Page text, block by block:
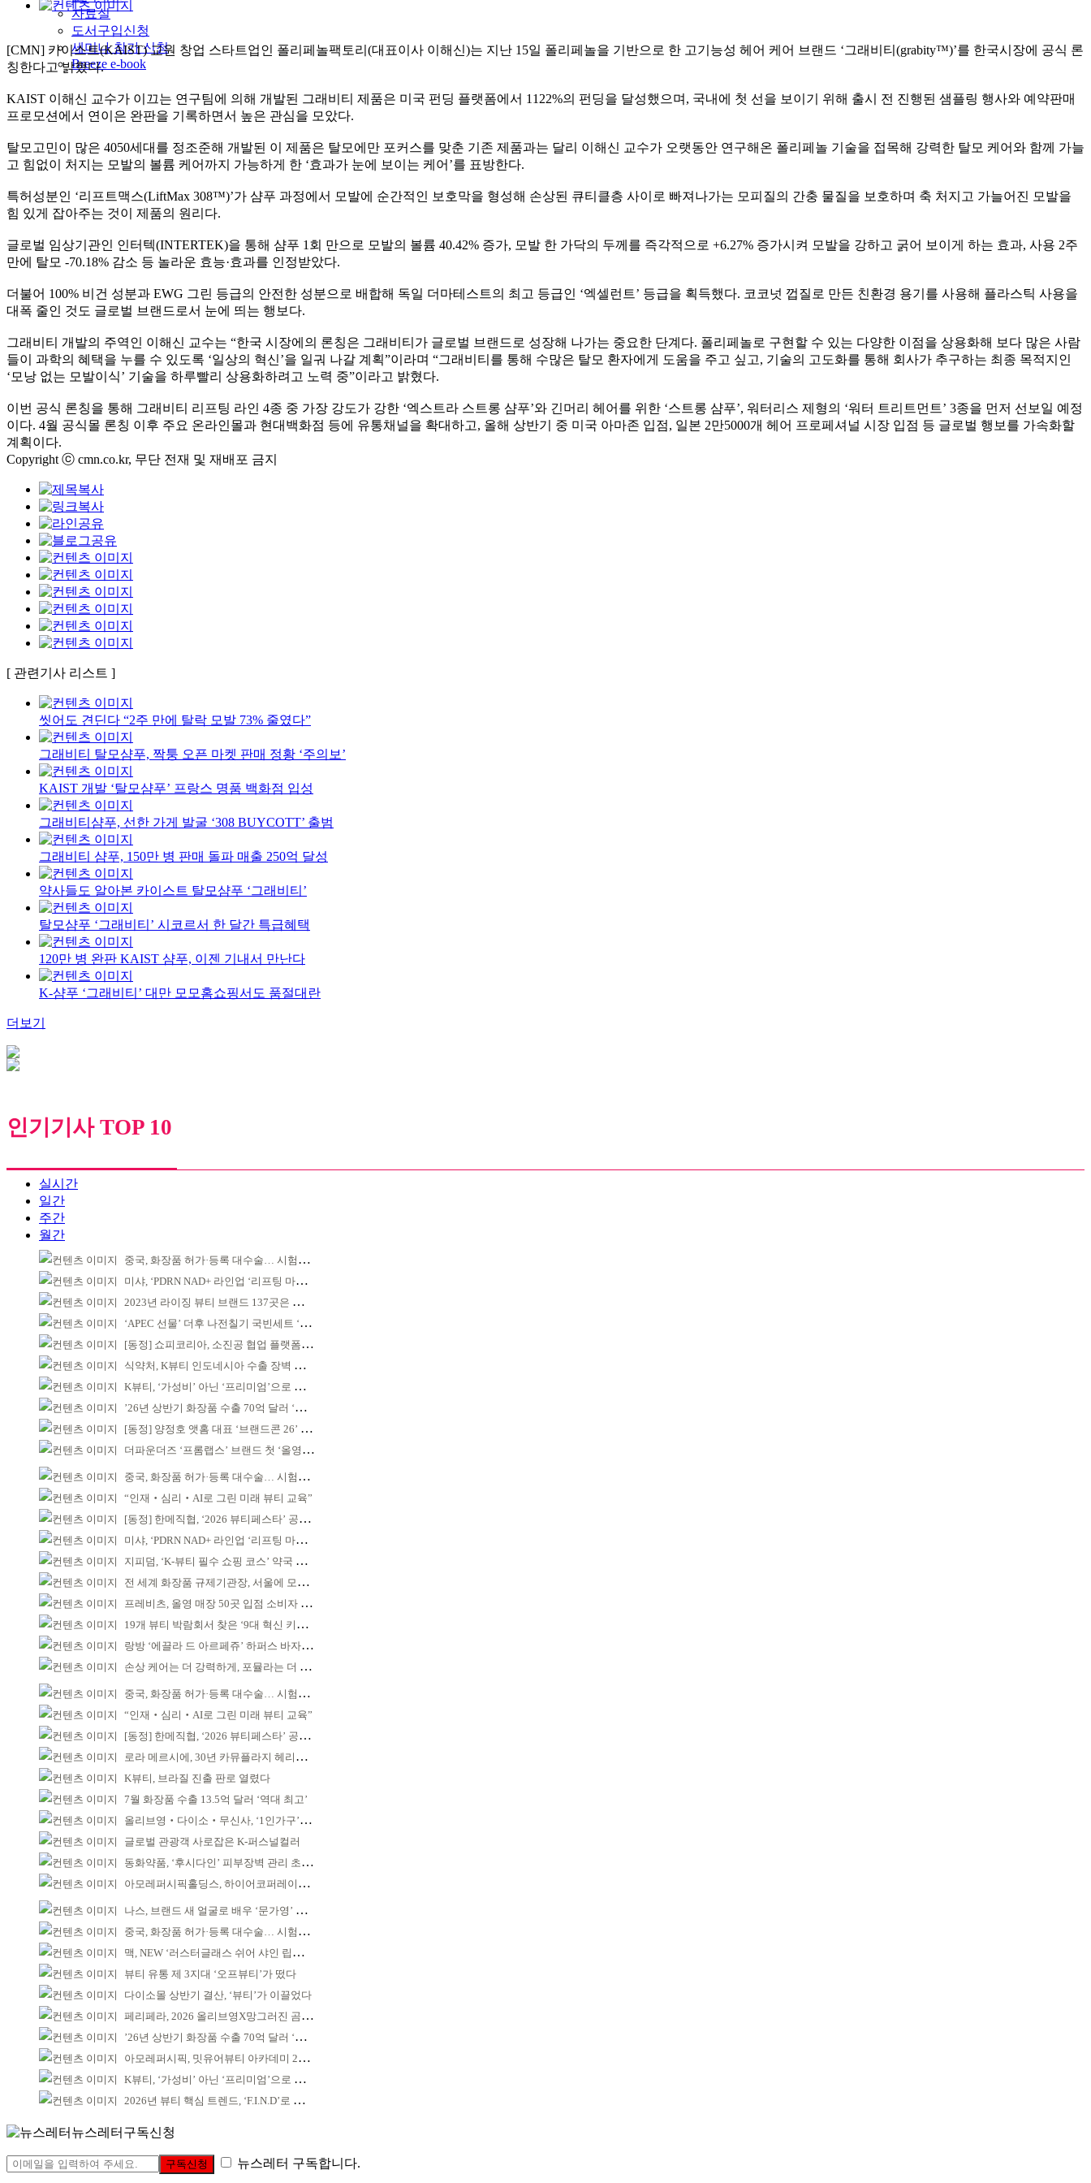
자료실
도서구입신청
세미나 참가 신청
Breeze e-book
[CMN] 카이스트(KAIST)교원 창업 스타트업인 폴리페놀팩토리 (대표이사 이해신)는 지난 15일 폴리페놀을 기반으로 한 고기능성 헤어 케어 브랜드 ‘그래비티 (grabity™)’를 한국시장에 공식 론
칭한다고 밝혔다.
KAIST 이해신 교수가 이끄는 연구팀에 의해 개발된 그래비티 제품은 미국 펀딩 플랫폼에서 1122%의 펀딩을 달성했으며 , 국내에 첫 선을 보이기 위해 출시 전 진행된 샘플링 행사와 예약판매
프로모션에서 연이은 완판을 기록하면서 높은 관심을 모았다.
탈모고민이 많은 4050세대를 정조준해 개발된 이 제품은 탈모에만 포커스를 맞춘 기존 제품과는 달리 이해신 교수가 오랫동안 연구해온 폴리페놀 기술을 접목해 강력한 탈모 케어와 함께 가늘
고 힘없이 처지는 모발의 볼륨 케어까지 가능하게 한 ‘효과가 눈에 보이는 케어 ’를 표방한다.
특허성분인 ‘리프트맥스(LiftMax 308™)’가 샴푸 과정에서 모발에 순간적인 보호막을 형성해 손상된 큐티클층 사이로 빠져나가는 모피질의 간충 물질을 보호하며 축 처지고 가늘어진 모발을
힘 있게 잡아주는 것이 제품의 원리다.
글로벌 임상기관인 인터텍(INTERTEK)을 통해 샴푸 1 회 만으로 모발의 볼륨 40.42% 증가, 모발 한 가닥의 두께를 즉각적으로 +6.27% 증가시켜 모발을 강하고 굵어 보이게 하는 효과, 사용 2주
만에 탈모 -70.18% 감소 등 놀라운 효능·효과를 인정받았다.
더불어 100% 비건 성분과 EWG 그린 등급의 안전한 성분으로 배합해 독일 더마테스트의 최고 등급인 ‘엑셀런트’ 등급을 획득했다. 코코넛 껍질로 만든 친환경 용기를 사용해 플라스틱 사용을
대폭 줄인 것도 글로벌 브랜드로서 눈에 띄는 행보다.
그래비티 개발의 주역인 이해신 교수는 “한국 시장에의 론칭은 그래비티가 글로벌 브랜드로 성장해 나가는 중요한 단계다. 폴리페놀로 구현할 수 있는 다양한 이점을 상용화해 보다 많은 사람
들이 과학의 혜택을 누를 수 있도록 ‘일상의 혁신’을 일궈 나갈 계획”이라며 “그래비티를 통해 수많은 탈모 환자에게 도움을 주고 싶고, 기술의 고도화를 통해 회사가 추구하는 최종 목적지인
‘ 모낭 없는 모발이식’ 기술을 하루빨리 상용화하려고 노력 중”이라고 밝혔다.
이번 공식 론칭을 통해 그래비티 리프팅 라인 4종 중 가장 강도가 강한 ‘엑스트라 스트롱 샴푸’와 긴머리 헤어를 위한 ‘스트롱 샴푸’, 워터리스 제형의 ‘워터 트리트먼트’ 3종을 먼저 선보일 예정
이다. 4월 공식몰 론칭 이후 주요 온라인몰과 현대백화점 등에 유통채널을 확대하고, 올해 상반기 중 미국 아마존 입점, 일본 2만5000개 헤어 프로페셔널 시장 입점 등 글로벌 행보를 가속화할
계획이다.
Copyright ⓒ cmn.co.kr, 무단 전재 및 재배포 금지
[ 관련기사 리스트 ]
씻어도 견딘다 “2주 만에 탈락 모발 73% 줄였다”
그래비티 탈모샴푸, 짝퉁 오픈 마켓 판매 정황 ‘주의보’
KAIST 개발 ‘탈모샴푸’ 프랑스 명품 백화점 입성
그래비티샴푸, 선한 가게 발굴 ‘308 BUYCOTT’ 출범
그래비티 샴푸, 150만 병 판매 돌파 매출 250억 달성
약사들도 알아본 카이스트 탈모샴푸 ‘그래비티’
탈모샴푸 ‘그래비티’ 시코르서 한 달간 특급혜택
120만 병 완판 KAIST 샴푸, 이젠 기내서 만난다
K-샴푸 ‘그래비티’ 대만 모모홈쇼핑서도 품절대란
더보기
인기기사 TOP 10
실시간
일간
주간
월간
중국, 화장품 허가·등록 대수술… 시험자료 공용 허용
미샤, ‘PDRN NAD+ 라인업 ‘리프팅 마스크’ 출시
2023년 라이징 뷰티 브랜드 137곳은 어디?
‘APEC 선물’ 더후 나전칠기 국빈세트 ‘레드닷 어워드’ 본상
[동정] 쇼피코리아, 소진공 협업 플랫폼 선정
식약처, K뷰티 인도네시아 수출 장벽 완화 성과
K뷰티, ‘가성비’ 아닌 ‘프리미엄’으로 승부걸어야
’26년 상반기 화장품 수출 70억 달러 ‘역대 최고’
[동정] 양정호 앳홈 대표 ‘브랜드콘 26’ 강연
더파운더즈 ‘프롬랩스’ 브랜드 첫 ‘올영픽’ 선정
중국, 화장품 허가·등록 대수술… 시험자료 공용 허용
“인재‧심리‧AI로 그린 미래 뷰티 교육”
[동정] 한메직협, ‘2026 뷰티페스타’ 공동 주최
미샤, ‘PDRN NAD+ 라인업 ‘리프팅 마스크’ 출시
지피덤, ‘K-뷰티 필수 쇼핑 코스’ 약국 공략
전 세계 화장품 규제기관장, 서울에 모인다
프레비츠, 올영 매장 50곳 입점 소비자 접점 강화
19개 뷰티 박람회서 찾은 ‘9대 혁신 키워드’
랑방 ‘에끌라 드 아르페쥬’ 하퍼스 바자 화보 공개
손상 케어는 더 강력하게, 포뮬라는 더 산뜻하게!
중국, 화장품 허가·등록 대수술… 시험자료 공용 허용
“인재‧심리‧AI로 그린 미래 뷰티 교육”
[동정] 한메직협, ‘2026 뷰티페스타’ 공동 주최
로라 메르시에, 30년 카뮤플라지 헤리티지 담아
K뷰티, 브라질 진출 판로 열렸다
7월 화장품 수출 13.5억 달러 ‘역대 최고’
올리브영‧다이소‧무신사, ‘1인가구’가 이끈다
글로벌 관광객 사로잡은 K-퍼스널컬러
동화약품, ‘후시다인’ 피부장벽 관리 초점 ‘리브랜딩’
아모레퍼시픽홀딩스, 하이어코퍼레이션과 투자계약
나스, 브랜드 새 얼굴로 배우 ‘문가영’ 발탁
중국, 화장품 허가·등록 대수술… 시험자료 공용 허용
맥, NEW ‘러스터글래스 쉬어 샤인 립스틱’ 출시
뷰티 유통 제 3지대 ‘오프뷰티’가 떴다
다이소몰 상반기 결산, ‘뷰티’가 이끌었다
페리페라, 2026 올리브영X망그러진 곰 콜라보
’26년 상반기 화장품 수출 70억 달러 ‘역대 최고’
아모레퍼시픽, 밋유어뷰티 아카데미 2기 발대식
K뷰티, ‘가성비’ 아닌 ‘프리미엄’으로 승부걸어야
2026년 뷰티 핵심 트렌드, ‘F.I.N.D’로 읽는다
뉴스레터구독신청
구독신청 뉴스레터 구독합니다.